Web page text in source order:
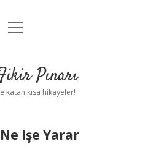
Anasayfa
Uyarı
menüyü
Pınarı
katan kısa hikayeler!
Işe Yarar